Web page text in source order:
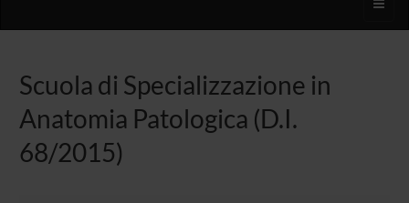
Scuola di Specializzazione in
Anatomia Patologica (D.I.
68/2015)